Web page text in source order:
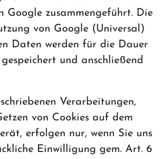
Google zusammengeführt. Die
von Google (Universal)
Daten werden für die Dauer
und anschließend
Verarbeitungen,
von Cookies auf dem
erfolgen nur, wenn Sie uns
Einwilligung gem. Art. 6